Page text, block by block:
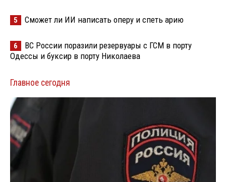
5 Сможет ли ИИ написать оперу и спеть арию
6
ВС России поразили резервуары с ГСМ в порту
Одессы и буксир в порту Николаева
Главное сегодня